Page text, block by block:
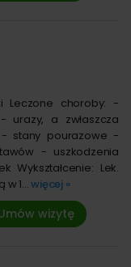
Leczone choroby: -
urazy, a zwłaszcza
stany pourazowe -
- uszkodzenia
Wykształcenie: Lek.
w 1...więcej »
wizytę